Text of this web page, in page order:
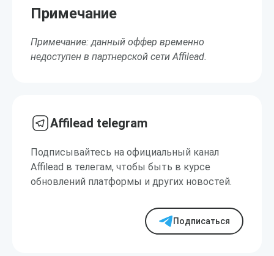
Примечание
Примечание: данный оффер временно
недоступен в партнерской сети Affilead.
Affilead telegram
Подписывайтесь на официальный канал
Affilead в телегам, чтобы быть в курсе
обновлений платформы и других новостей.
Подписаться